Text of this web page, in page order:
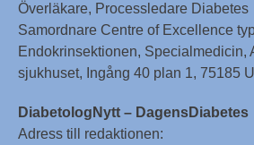
Överläkare, Processledare Diabetes
Samordnare Centre of Excellence
Endokrinsektionen, Specialmedicin,
sjukhuset, Ingång 40 plan 1, 75185
DiabetologNytt – DagensDiabetes
Adress till redaktionen: